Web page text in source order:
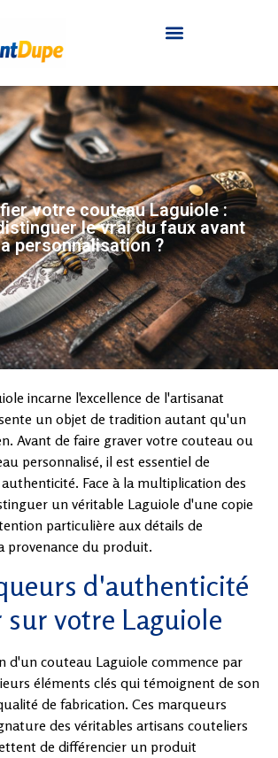
votre couteau Laguiole :
le vrai du faux avant
personnalisation ?
incarne l'excellence de l'artisanat
un objet de tradition autant qu'un
Avant de faire graver votre couteau ou
personnalisé, il est essentiel de
Face à la multiplication des
un véritable Laguiole d'une copie
particulière aux détails de
provenance du produit.
d'authenticité
sur votre Laguiole
d'un couteau Laguiole commence par
éléments clés qui témoignent de son
de fabrication. Ces marqueurs
des véritables artisans couteliers
de différencier un produit